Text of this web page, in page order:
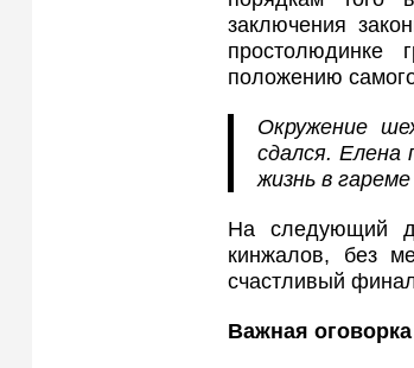
заключения
положению
Окружение
сдался.
жизнь в
На следующий
кинжалов, без
счастливый
Важная оговорка